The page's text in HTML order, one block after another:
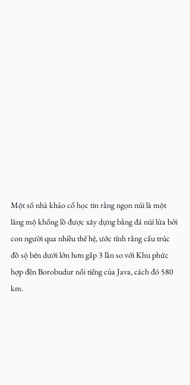
Một số nhà khảo cổ học tin rằng ngọn núi là một
lăng mộ khổng lồ được xây dựng bằng đá núi lửa bởi
con người qua nhiều thế hệ, ước tính rằng cấu trúc
đồ sộ bên dưới lớn hơn gấp 3 lần so với Khu phức
hợp đền Borobudur nổi tiếng của Java, cách đó 580
km.